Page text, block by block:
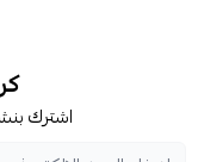
اشترك